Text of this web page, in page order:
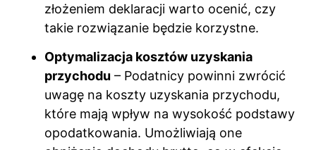
złożeniem deklaracji warto ocenić, czy
takie rozwiązanie będzie korzystne.
Optymalizacja kosztów uzyskania
przychodu – Podatnicy powinni zwrócić
uwagę na koszty uzyskania przychodu,
które mają wpływ na wysokość podstawy
opodatkowania. Umożliwiają one